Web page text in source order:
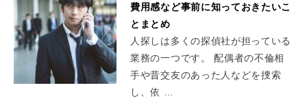
費用感など事前に知っておきたいこ
とまとめ
人探しは多くの探偵社が担っている
業務の一つです。 配偶者の不倫相
手や昔交友のあった人などを捜索
し、依 …